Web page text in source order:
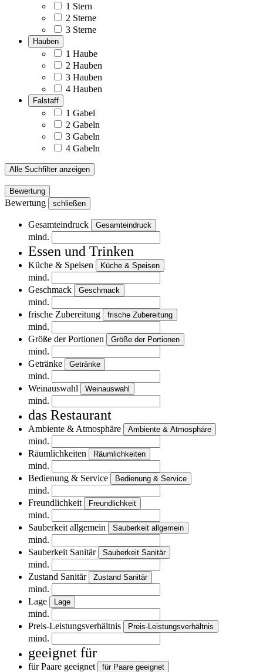
1 Stern
2 Sterne
3 Sterne
Hauben
1 Haube
2 Hauben
3 Hauben
4 Hauben
Falstaff
1 Gabel
2 Gabeln
3 Gabeln
4 Gabeln
Alle Suchfilter anzeigen
Bewertung
Bewertung schließen
Gesamteindruck Gesamteindruck
mind.
Essen und Trinken
Küche & Speisen Küche & Speisen
mind.
Geschmack
Geschmack
mind.
frische Zubereitung
frische Zubereitung
mind.
Größe der Portionen
Größe der Portionen
mind.
Getränke
Getränke
mind.
Weinauswahl
Weinauswahl
mind.
das Restaurant
Ambiente & Atmosphäre Ambiente & Atmosphäre
mind.
Räumlichkeiten
Räumlichkeiten
mind.
Bedienung & Service
Bedienung & Service
mind.
Freundlichkeit
Freundlichkeit
mind.
Sauberkeit allgemein
Sauberkeit allgemein
mind.
Sauberkeit Sanitär
Sauberkeit Sanitär
mind.
Zustand Sanitär
Zustand Sanitär
mind.
Lage
Lage
mind.
Preis-Leistungsverhältnis
Preis-Leistungsverhältnis
mind.
geeignet für
für Paare geeignet für Paare geeignet